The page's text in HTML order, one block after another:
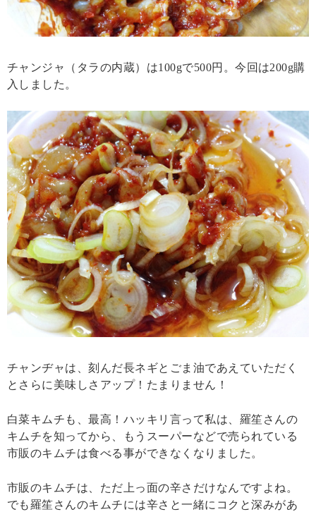
チャンジャ（タラの内蔵）は100gで500円。今回は200g購
入しました。
チャンヂャは、刻んだ長ネギとごま油であえていただく
とさらに美味しさアップ！たまりません！
白菜キムチも、最高！ハッキリ言って私は、羅笙さんの
キムチを知ってから、もうスーパーなどで売られている
市販のキムチは食べる事ができなくなりました。
市販のキムチは、ただ上っ面の辛さだけなんですよね。
でも羅笙さんのキムチには辛さと一緒にコクと深みがあ